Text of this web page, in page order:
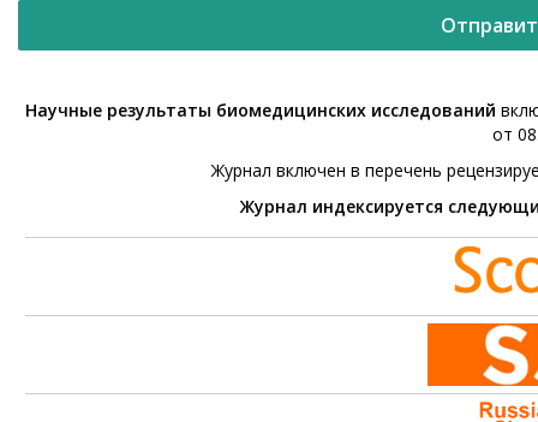
Научные результаты биомедицинских исследований
от
Журнал включен в перечень
Журнал индексируется